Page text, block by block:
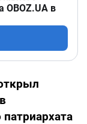
OBOZ.UA в